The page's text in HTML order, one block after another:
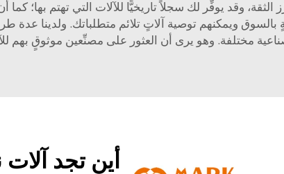
الثقة، وقد يوفِّر لك سجلاً تاريخيًّا للآلات التي تهتم بها؛
ويمكنهم توصية آلاتٍ تلائم متطلباتك. ولدينا عدة
مختلفة. وهو يرى أن العثور على مصنِّعين موثوقٍ بهم
أين تجد